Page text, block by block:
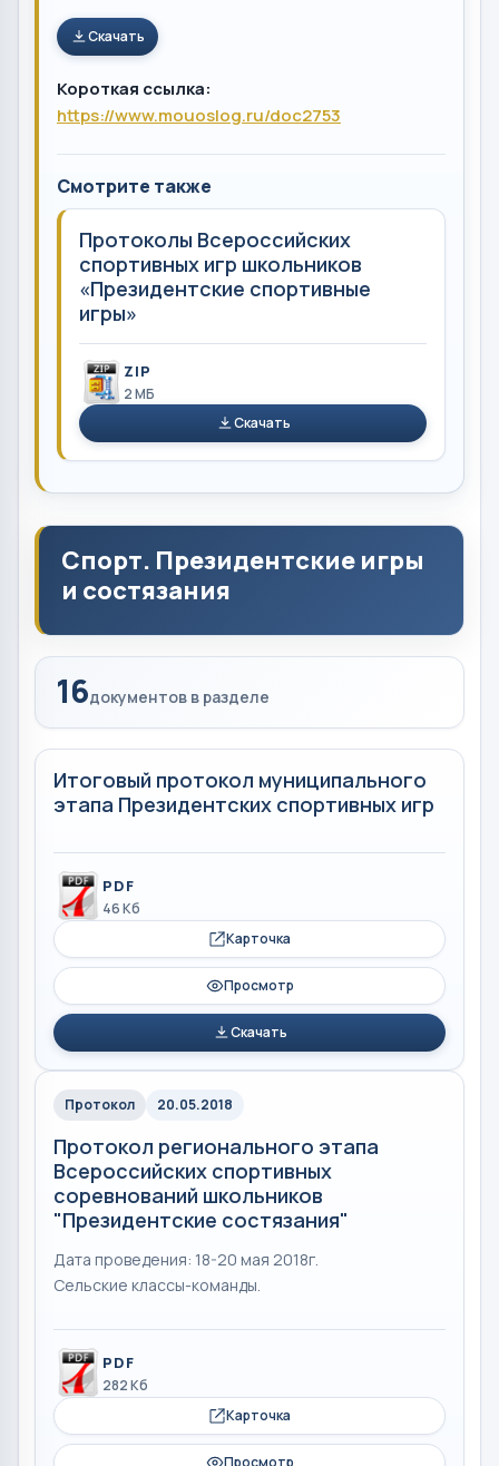
Скачать
Короткая ссылка:
https://www.mouoslog.ru/doc2753
Смотрите также
Протоколы Всероссийских
спортивных игр школьников
«Президентские спортивные
игры»
ZIP
2 MБ
Скачать
Спорт. Президентские игры
и состязания
16документов в разделе
Итоговый протокол муниципального
этапа Президентских спортивных игр
PDF
46 Кб
Карточка
Просмотр
Скачать
Протокол 20.05.2018
Протокол регионального этапа
Всероссийских спортивных
соревнований школьников
"Президентские состязания"
Дата проведения: 18-20 мая 2018г.
Сельские классы-команды.
PDF
282 Кб
Карточка
Просмотр